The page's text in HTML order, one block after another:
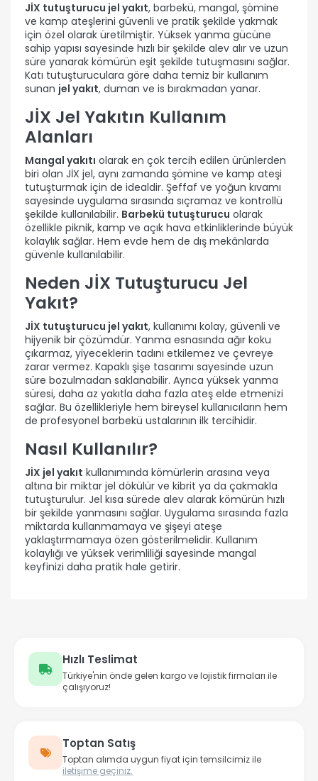
JİX tutuşturucu jel yakıt, barbekü, mangal, şömine
ve kamp ateşlerini güvenli ve pratik şekilde yakmak
için özel olarak üretilmiştir. Yüksek yanma gücüne
sahip yapısı sayesinde hızlı bir şekilde alev alır ve uzun
süre yanarak kömürün eşit şekilde tutuşmasını sağlar.
Katı tutuşturuculara göre daha temiz bir kullanım
sunan jel yakıt, duman ve is bırakmadan yanar.
JİX Jel Yakıtın Kullanım
Alanları
Mangal yakıtı olarak en çok tercih edilen ürünlerden
biri olan JİX jel, aynı zamanda şömine ve kamp ateşi
tutuşturmak için de idealdir. Şeffaf ve yoğun kıvamı
sayesinde uygulama sırasında sıçramaz ve kontrollü
şekilde kullanılabilir. Barbekü tutuşturucu olarak
özellikle piknik, kamp ve açık hava etkinliklerinde büyük
kolaylık sağlar. Hem evde hem de dış mekânlarda
güvenle kullanılabilir.
Neden JİX Tutuşturucu Jel
Yakıt?
JİX tutuşturucu jel yakıt, kullanımı kolay, güvenli ve
hijyenik bir çözümdür. Yanma esnasında ağır koku
çıkarmaz, yiyeceklerin tadını etkilemez ve çevreye
zarar vermez. Kapaklı şişe tasarımı sayesinde uzun
süre bozulmadan saklanabilir. Ayrıca yüksek yanma
süresi, daha az yakıtla daha fazla ateş elde etmenizi
sağlar. Bu özellikleriyle hem bireysel kullanıcıların hem
de profesyonel barbekü ustalarının ilk tercihidir.
Nasıl Kullanılır?
JİX jel yakıt kullanımında kömürlerin arasına veya
altına bir miktar jel dökülür ve kibrit ya da çakmakla
tutuşturulur. Jel kısa sürede alev alarak kömürün hızlı
bir şekilde yanmasını sağlar. Uygulama sırasında fazla
miktarda kullanmamaya ve şişeyi ateşe
yaklaştırmamaya özen gösterilmelidir. Kullanım
kolaylığı ve yüksek verimliliği sayesinde mangal
keyfinizi daha pratik hale getirir.
Hızlı Teslimat
Türkiye'nin önde gelen kargo ve lojistik firmaları ile
çalışıyoruz!
Toptan Satış
Toptan alımda uygun fiyat için temsilcimiz ile
iletişime geçiniz.